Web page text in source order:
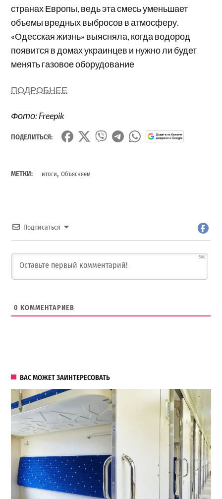
странах Европы, ведь эта смесь уменьшает
объемы вредных выбросов в атмосферу.
«Одесская жизнь» выясняла, когда водород
появится в домах украинцев и нужно ли будет
менять газовое оборудование
ПОДРОБНЕЕ
Фото: Freepik
ПОДЕЛИТЬСЯ:
МЕТКИ: итоги,Объясняем
Подписаться
500
0 КОММЕНТАРИЕВ
ВАС МОЖЕТ ЗАИНТЕРЕСОВАТЬ